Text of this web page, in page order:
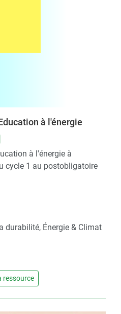
à l'énergie
à l'énergie à
cycle 1 au postobligatoire
durabilité, Énergie & Climat
ressource